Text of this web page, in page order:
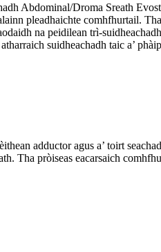
Abdominal/Droma Sreath
pleadhaichte comhfhurtail.
na peidilean trì-
suidheachadh taic a’
adductor agus a’ toirt
Tha pròiseas eacarsaich